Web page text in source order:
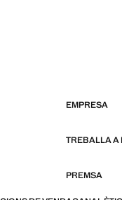
EMPRESA
TREBALLA A
PREMSA